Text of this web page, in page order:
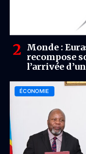
Monde :
recompose
l’arrivée
ÉCONOMIE